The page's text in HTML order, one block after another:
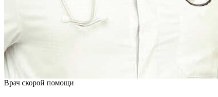
Врач скорой помощи